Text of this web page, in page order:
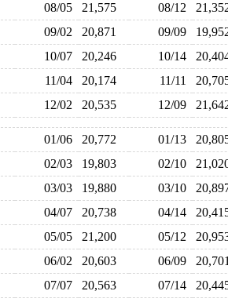
08/05 21,575 08/12
09/02 20,871 09/09
10/07 20,246 10/14
11/04 20,174 11/11
12/02 20,535 12/09
01/06 20,772 01/13
02/03 19,803 02/10
03/03 19,880 03/10
04/07 20,738 04/14
05/05 21,200 05/12
06/02 20,603 06/09
07/07 20,563 07/14